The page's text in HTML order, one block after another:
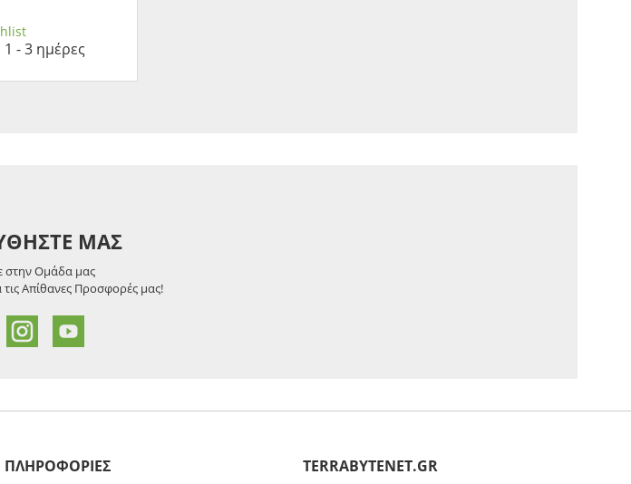
- 3 ημέρες
ΜΑΣ
στην Ομάδα μας
τις Απίθανες Προσφορές μας!
ΠΛΗΡΟΦΟΡΙΕΣ ΤERRABYTENET.GR